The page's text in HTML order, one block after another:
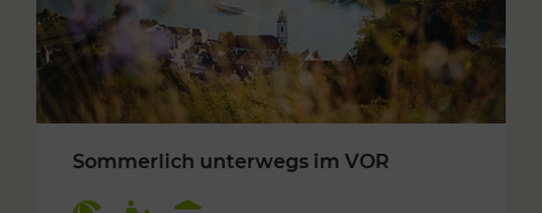
Sommerlich unterwegs im VOR